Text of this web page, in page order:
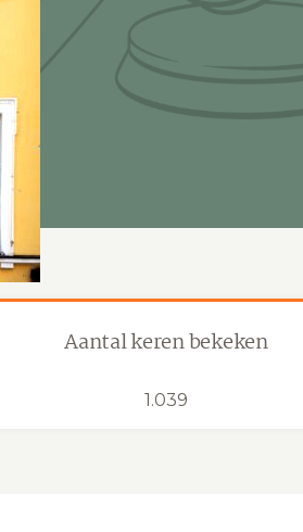
Aantal keren bekeken
1.039